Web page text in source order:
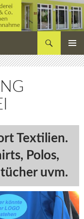
MENÜ
Textilien.
Polos,
uvm.